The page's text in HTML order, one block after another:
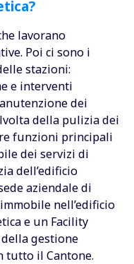
lavorano
Poi ci sono i
stazioni:
e interventi
dei
della pulizia dei
funzioni principali
dei servizi di
dell’edificio
aziendale di
nell’edificio
e un Facility
gestione
tutto il Cantone.